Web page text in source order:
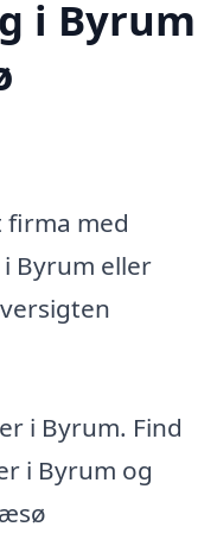
i Byrum
firma med
Byrum eller
i Byrum. Find
i Byrum og